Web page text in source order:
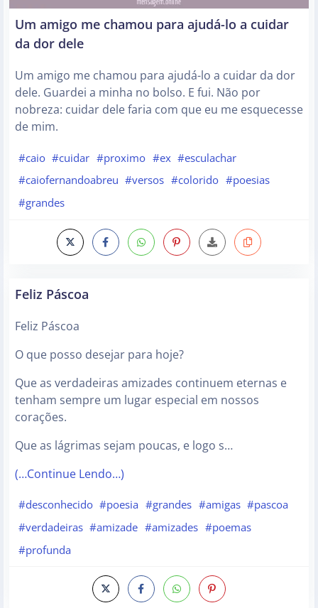
Um amigo me chamou para ajudá-lo a cuidar
da dor dele
Um amigo me chamou para ajudá-lo a cuidar da dor
dele. Guardei a minha no bolso. E fui. Não por
nobreza: cuidar dele faria com que eu me esquecesse
de mim.
#caio #cuidar #proximo #ex #esculachar
#caiofernandoabreu #versos #colorido #poesias
#grandes
Feliz Páscoa
Feliz Páscoa
O que posso desejar para hoje?
Que as verdadeiras amizades continuem eternas e
tenham sempre um lugar especial em nossos
corações.
Que as lágrimas sejam poucas, e logo s…
(…Continue Lendo…)
#desconhecido #poesia #grandes #amigas #pascoa
#verdadeiras #amizade #amizades #poemas
#profunda